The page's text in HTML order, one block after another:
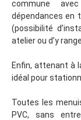
commune
dépendances en
(possibilité
atelier ou d’y
Enfin, attenant à
idéal pour
Toutes les
PVC, sans